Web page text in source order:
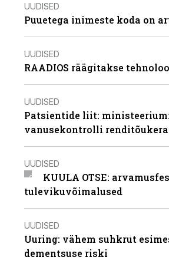
UUDISED
Puuetega inimeste koda on
UUDISED
RAADIOS räägitakse
UUDISED
Patsientide liit:
vanusekontrolli
UUDISED
KUULA OTSE:
tulevikuvõimalused
UUDISED
Uuring: vähem suhkrut
dementsuse riski